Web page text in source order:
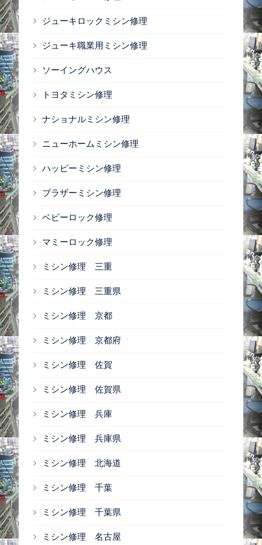
ジューキロックミシン修理
ジューキ職業用ミシン修理
ソーイングハウス
トヨタミシン修理
ナショナルミシン修理
ニューホームミシン修理
ハッピーミシン修理
ブラザーミシン修理
ベビーロック修理
マミーロック修理
ミシン修理 三重
ミシン修理 三重県
ミシン修理 京都
ミシン修理 京都府
ミシン修理 佐賀
ミシン修理 佐賀県
ミシン修理 兵庫
ミシン修理 兵庫県
ミシン修理 北海道
ミシン修理 千葉
ミシン修理 千葉県
ミシン修理 名古屋